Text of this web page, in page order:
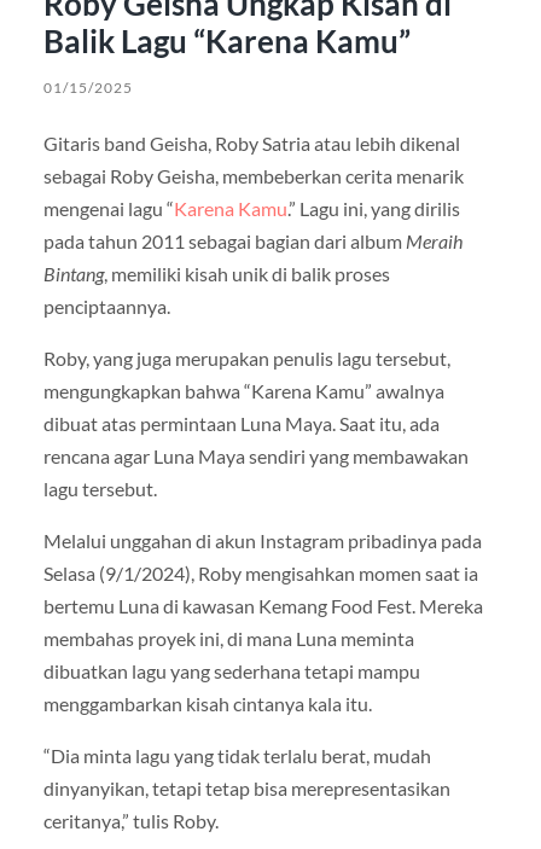
Balik Lagu “Karena Kamu”
01/15/2025
Gitaris band Geisha, Roby Satria atau lebih dikenal
sebagai Roby Geisha, membeberkan cerita menarik
mengenai lagu “Karena Kamu.” Lagu ini, yang dirilis
pada tahun 2011 sebagai bagian dari album Meraih
Bintang, memiliki kisah unik di balik proses
penciptaannya.
Roby, yang juga merupakan penulis lagu tersebut,
mengungkapkan bahwa “Karena Kamu” awalnya
dibuat atas permintaan Luna Maya. Saat itu, ada
rencana agar Luna Maya sendiri yang membawakan
lagu tersebut.
Melalui unggahan di akun Instagram pribadinya pada
Selasa (9/1/2024), Roby mengisahkan momen saat ia
bertemu Luna di kawasan Kemang Food Fest. Mereka
membahas proyek ini, di mana Luna meminta
dibuatkan lagu yang sederhana tetapi mampu
menggambarkan kisah cintanya kala itu.
“Dia minta lagu yang tidak terlalu berat, mudah
dinyanyikan, tetapi tetap bisa merepresentasikan
ceritanya,” tulis Roby.